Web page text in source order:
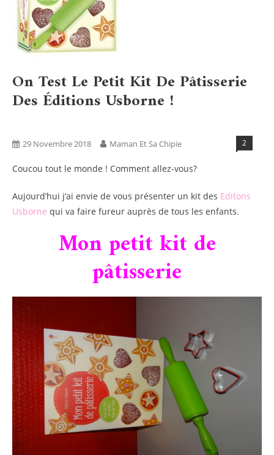
On Test Le Petit Kit De Pâtisserie
Des Éditions Usborne !
29 Novembre 2018 Maman Et Sa Chipie 2
Coucou tout le monde ! Comment allez-vous?
Aujourd’hui j’ai envie de vous présenter un kit des Editons
Usborne qui va faire fureur auprès de tous les enfants.
Mon petit kit de
pâtisserie